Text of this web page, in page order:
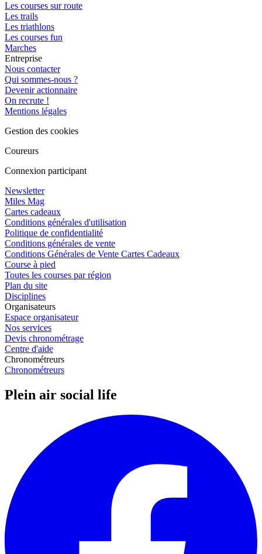
Les courses sur route
Les trails
Les triathlons
Les courses fun
Marches
Entreprise
Nous contacter
Qui sommes-nous ?
Devenir actionnaire
On recrute !
Mentions légales
Gestion des cookies
Coureurs
Connexion participant
Newsletter
Miles Mag
Cartes cadeaux
Conditions générales d'utilisation
Politique de confidentialité
Conditions générales de vente
Conditions Générales de Vente Cartes Cadeaux
Course à pied
Toutes les courses par région
Plan du site
Disciplines
Organisateurs
Espace organisateur
Nos services
Devis chronométrage
Centre d'aide
Chronométreurs
Chronométreurs
Plein air social life